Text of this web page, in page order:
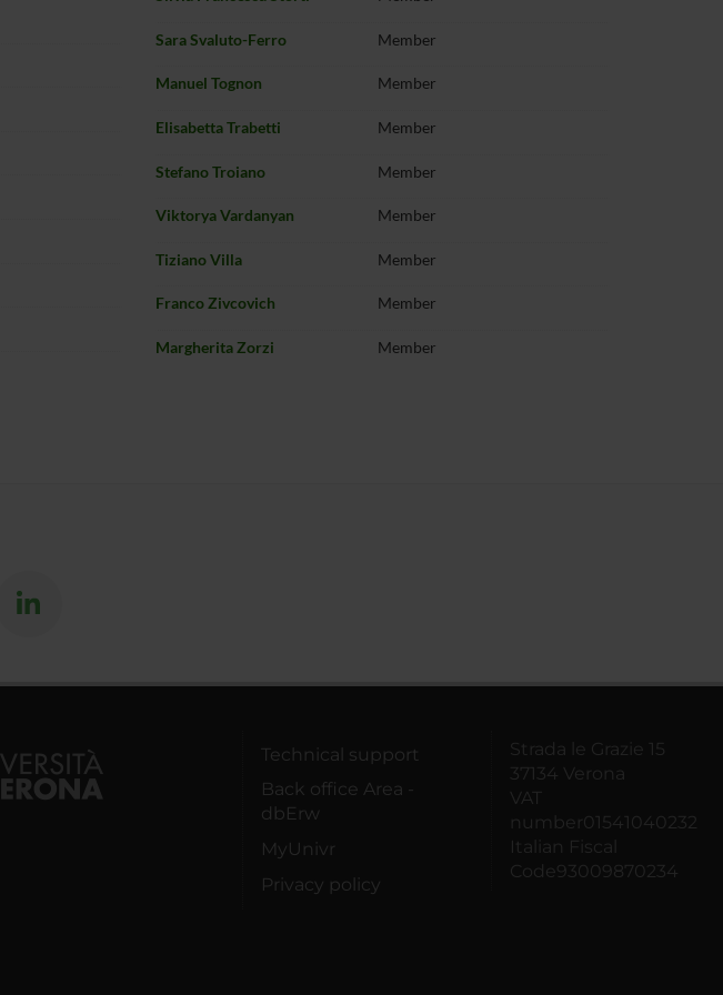
Sara Svaluto-Ferro Member
Manuel Tognon Member
Elisabetta Trabetti Member
Stefano Troiano Member
Viktorya Vardanyan Member
Tiziano Villa Member
Franco Zivcovich Member
Margherita Zorzi Member
Technical support
Back office Area -
dbErw
MyUnivr
Privacy policy
Strada le Grazie 15
37134 Verona
VAT
number01541040232
Italian Fiscal
Code93009870234